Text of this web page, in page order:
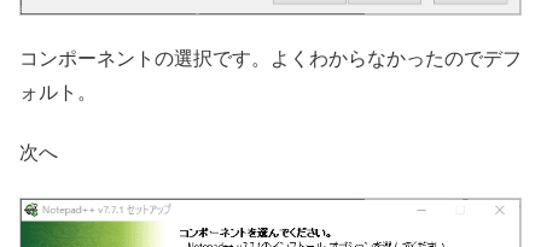
コンポーネントの選択です。よくわからなかったのでデフ
ォルト。
次へ